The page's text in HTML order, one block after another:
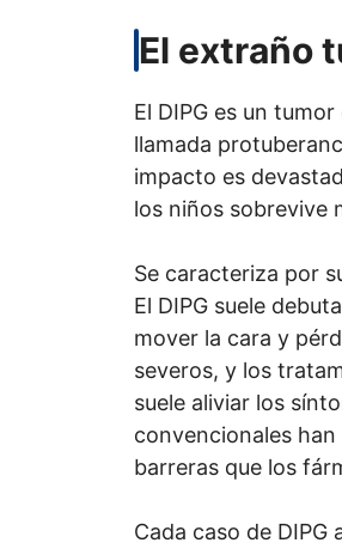
El extraño
El DIPG es un
llamada
impacto es
los niños sobrevive
Se caracteriza por
El DIPG suele
mover la cara y
severos, y los
suele aliviar los
convencionales
barreras que los
Cada caso de